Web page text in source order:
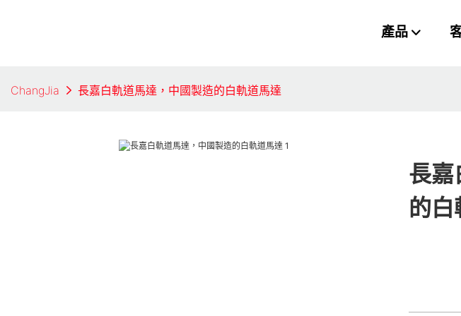
產品
ChangJia 長嘉白軌道馬達，中國製造的白軌道馬達
長嘉
的白